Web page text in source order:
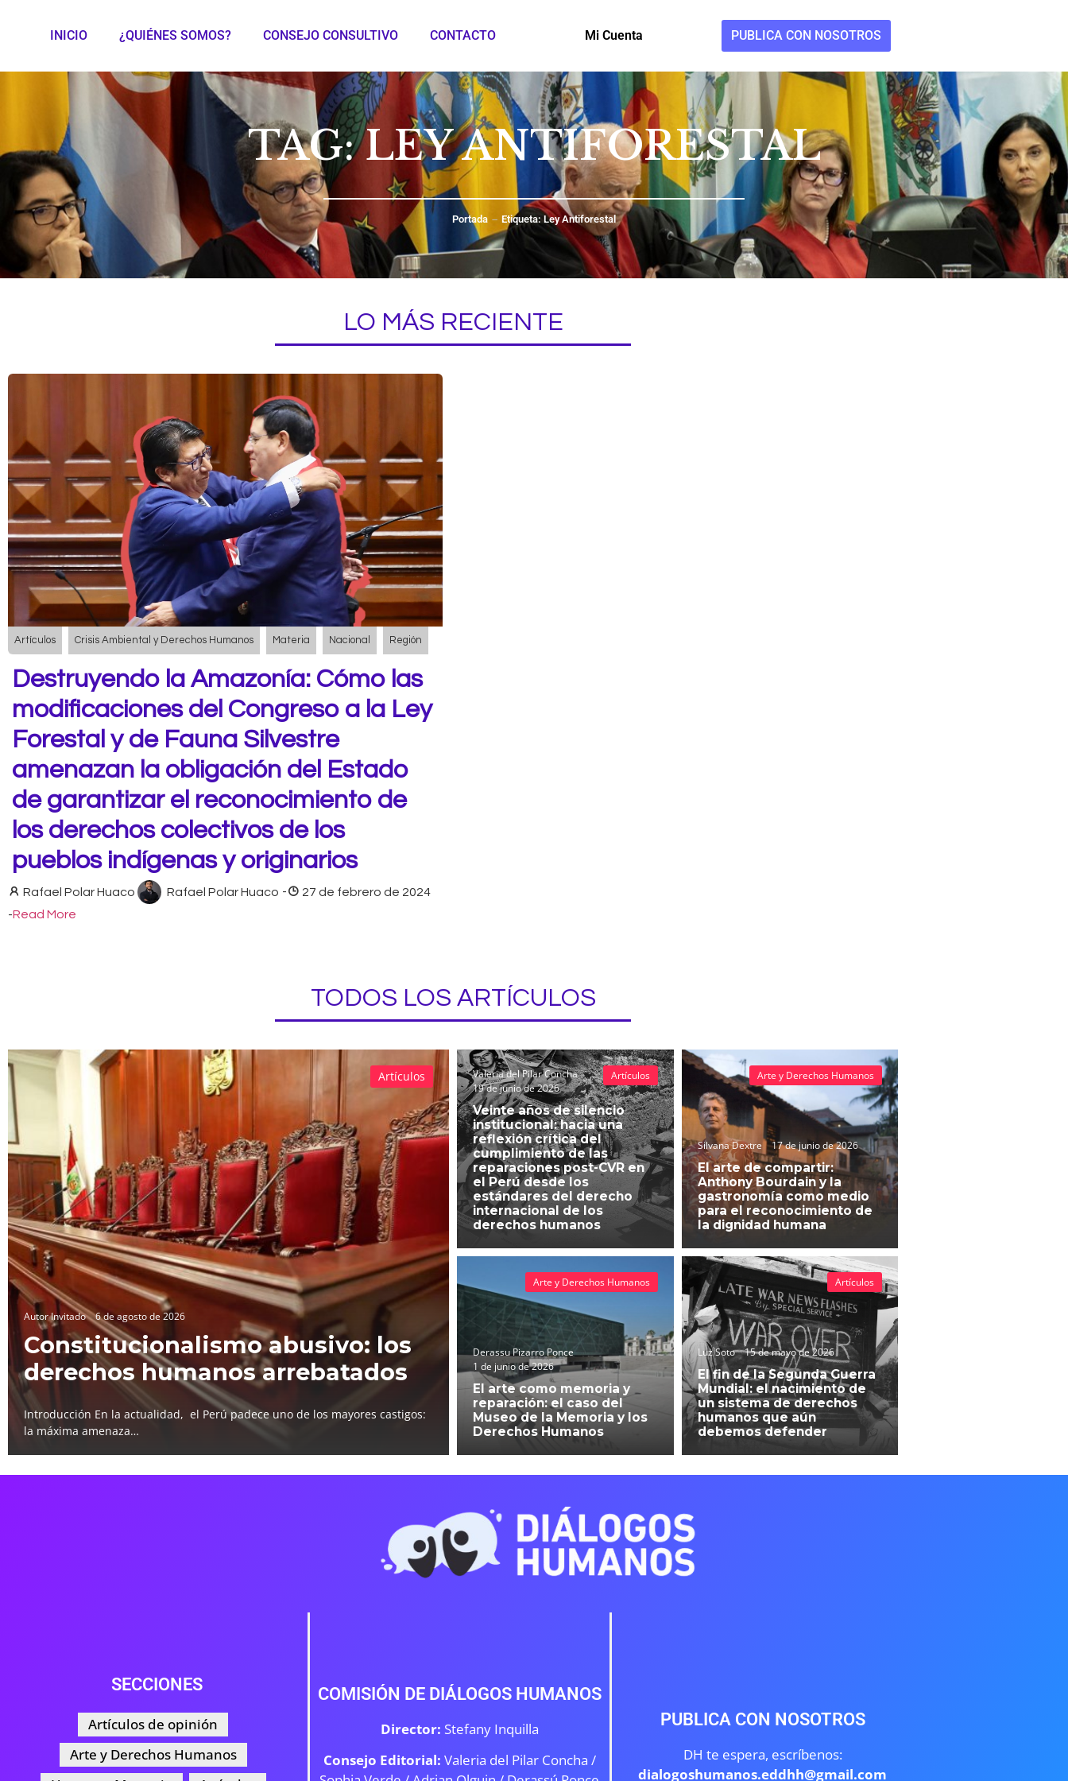
INICIO ¿QUIÉNES SOMOS? CONSEJO CONSULTIVO CONTACTO Mi Cuenta PUBLICA CON NOSOTROS
TAG: LEY ANTIFORESTAL
Portada Etiqueta: Ley Antiforestal
LO MÁS RECIENTE
Artículos Crisis Ambiental y Derechos Humanos Materia Nacional Región
Destruyendo la Amazonía: Cómo las
modificaciones del Congreso a la Ley
Forestal y de Fauna Silvestre
amenazan la obligación del Estado
de garantizar el reconocimiento de
los derechos colectivos de los
pueblos indígenas y originarios
Rafael Polar Huaco Rafael Polar Huaco -
27 de febrero de 2024
-Read More
TODOS LOS ARTÍCULOS
Autor Invitado 6 de agosto de 2026
Constitucionalismo abusivo: los
derechos humanos arrebatados
Introducción En la actualidad, el Perú padece uno de los mayores castigos:
la máxima amenaza…
Artículos
Valeria del Pilar Concha
19 de junio de 2026
Veinte años de silencio
institucional: hacia una
reflexión crítica del
cumplimiento de las
reparaciones post-CVR en
el Perú desde los
estándares del derecho
internacional de los
derechos humanos
Artículos
Silvana Dextre 17 de junio de 2026
El arte de compartir:
Anthony Bourdain y la
gastronomía como medio
para el reconocimiento de
la dignidad humana
Arte y Derechos Humanos
Derassu Pizarro Ponce
1 de junio de 2026
El arte como memoria y
reparación: el caso del
Museo de la Memoria y los
Derechos Humanos
Arte y Derechos Humanos
Luz Soto 15 de mayo de 2026
El fin de la Segunda Guerra
Mundial: el nacimiento de
un sistema de derechos
humanos que aún
debemos defender
Artículos
SECCIONES
Artículos de opinión
Arte y Derechos Humanos
COMISIÓN DE DIÁLOGOS HUMANOS
Director: Stefany Inquilla
Consejo Editorial: Valeria del Pilar Concha /
PUBLICA CON NOSOTROS
DH te espera, escríbenos:
dialogoshumanos.eddhh@gmail.com